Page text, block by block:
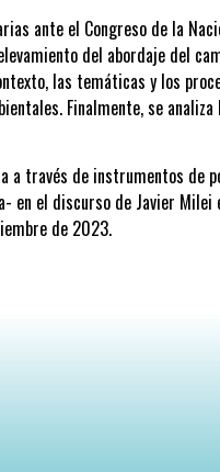
ante el Congreso de la
del abordaje del
las temáticas y los
Finalmente, se
a través de instrumentos de
en el discurso de Javier
de 2023.